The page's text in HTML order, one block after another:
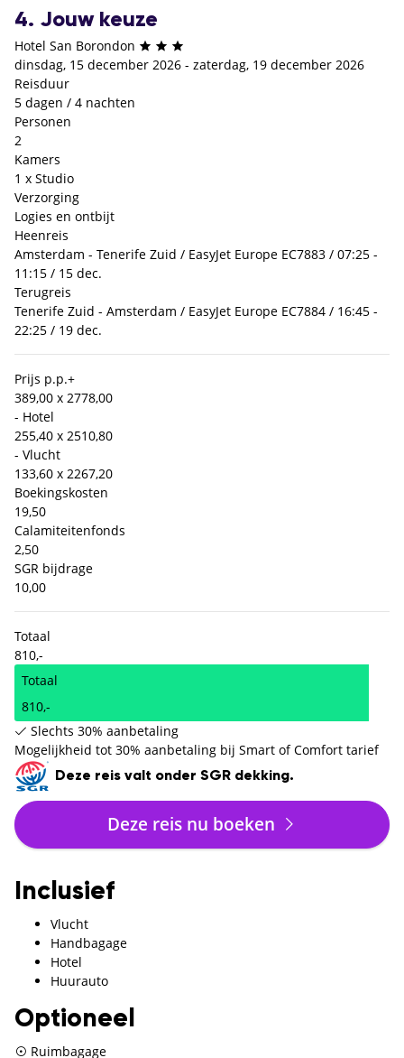
4. Jouw keuze
Hotel San Borondon
dinsdag, 15 december 2026 - zaterdag, 19 december 2026
Reisduur
5 dagen / 4 nachten
Personen
2
Kamers
1 x Studio
Verzorging
Logies en ontbijt
Heenreis
Amsterdam - Tenerife Zuid / EasyJet Europe EC7883 / 07:25 -
11:15 / 15 dec.
Terugreis
Tenerife Zuid - Amsterdam / EasyJet Europe EC7884 / 16:45 -
22:25 / 19 dec.
Prijs p.p.+
389,00 x 2778,00
- Hotel
255,40 x 2510,80
- Vlucht
133,60 x 2267,20
Boekingskosten
19,50
Calamiteitenfonds
2,50
SGR bijdrage
10,00
Totaal
810,-
Totaal
810,-
Slechts 30% aanbetaling
Mogelijkheid tot 30% aanbetaling bij Smart of Comfort tarief
Deze reis valt onder SGR dekking.
Deze reis nu boeken
Inclusief
Vlucht
Handbagage
Hotel
Huurauto
Optioneel
Ruimbagage